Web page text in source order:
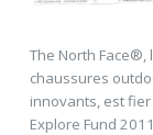
The North
chaussures
innovants, est
Explore Fund